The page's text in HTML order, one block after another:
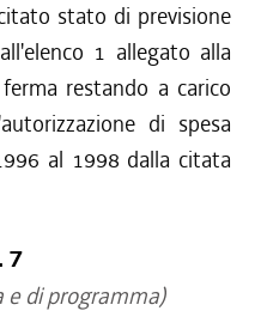
stato di previsione
1 allegato alla
restando a carico
di spesa
al 1998 dalla citata
7
e di programma)